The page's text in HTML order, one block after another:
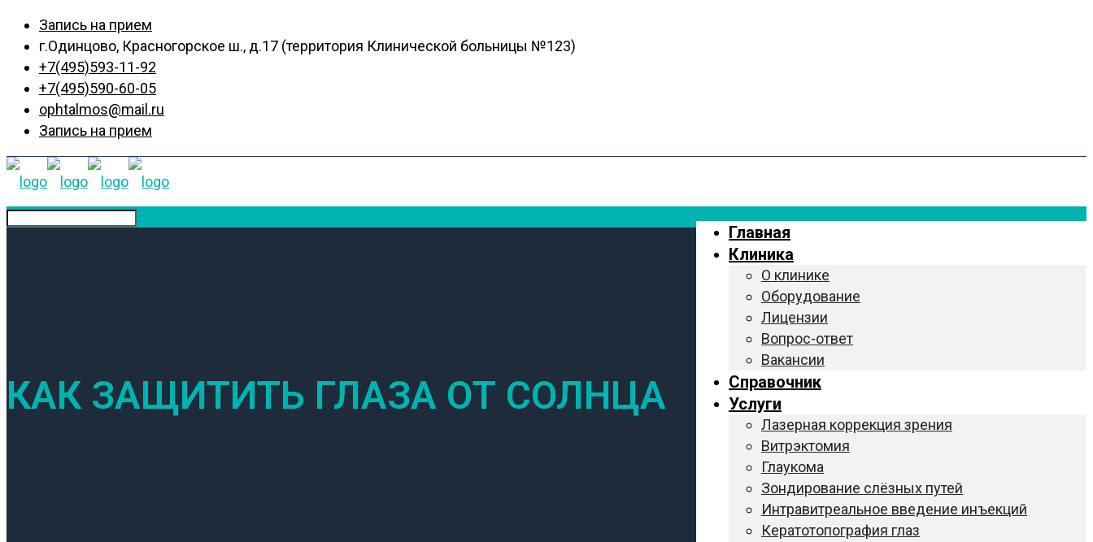
Запись на прием
г.Одинцово, Красногорское ш., д.17 (территория Клинической больницы №123)
+7(495)593-11-92
+7(495)590-60-05
ophtalmos@mail.ru
Запись на прием
Главная
Клиника
О клинике
Оборудование
Лицензии
Вопрос-ответ
Вакансии
Справочник
Услуги
Лазерная коррекция зрения
Витрэктомия
Глаукома
Зондирование слёзных путей
Интравитреальное введение инъекций
Кератотопография глаз
КАК ЗАЩИТИТЬ ГЛАЗА ОТ СОЛНЦА